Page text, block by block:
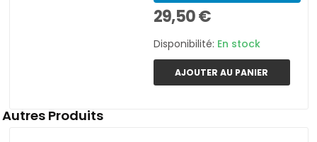
29,50 €
Disponibilité: En stock
AJOUTER AU PANIER
Autres Produits